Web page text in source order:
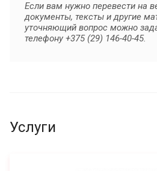
Если вам нужно перевести на
документы, тексты и другие
уточняющий вопрос можно
телефону +375 (29) 146-40-45.
Услуги